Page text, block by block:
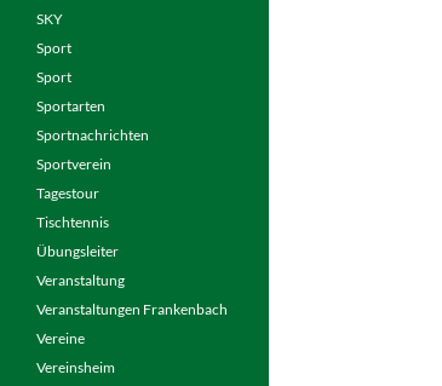
SKY
Sport
Sport
Sportarten
Sportnachrichten
Sportverein
Tagestour
Tischtennis
Übungsleiter
Veranstaltung
Veranstaltungen Frankenbach
Vereine
Vereinsheim